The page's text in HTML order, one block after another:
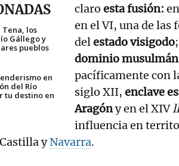
Tena, los
Gállego y
pueblos
en
del Río
tu destino en
claro esta fusión:
en el VI, una de
delestado visigodo
dominio
pacíficamente con
siglo XII, enclave
Aragóny en el XIV
influencia en
Castilla yNavarra.